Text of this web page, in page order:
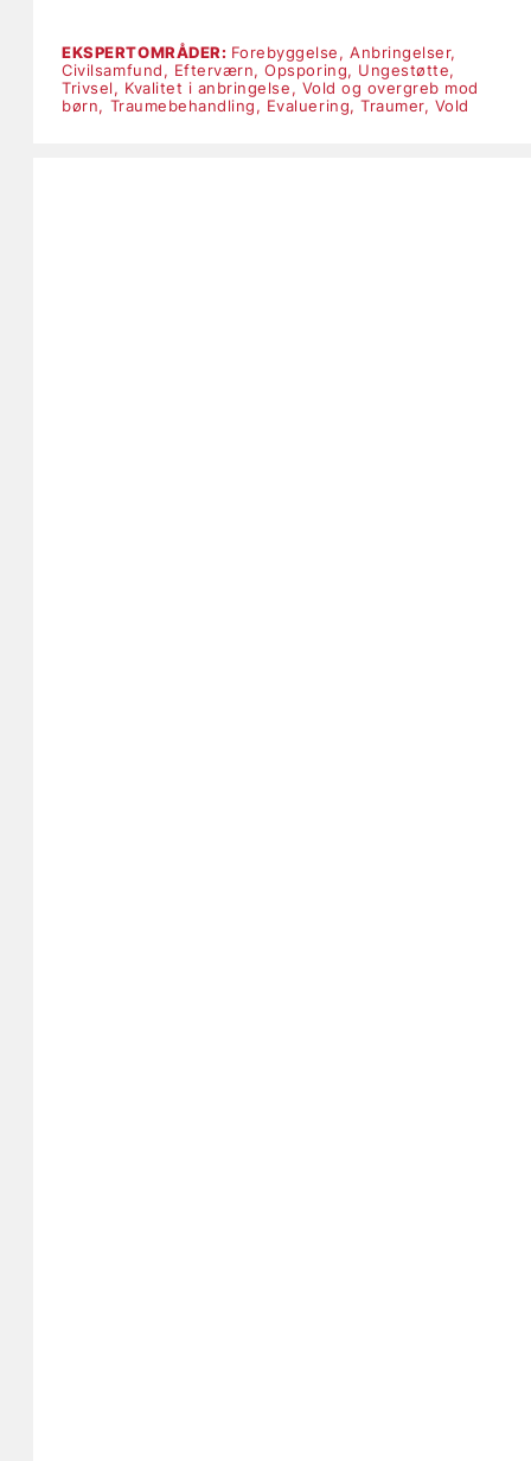
EKSPERTOMRÅDER: Forebyggelse, Anbringelser,
Civilsamfund, Efterværn,Opsporing, Ungestøtte,
Trivsel, Kvalitet i anbringelse, Vold og overgreb mod
børn, Traumebehandling, Evaluering,Traumer, Vold